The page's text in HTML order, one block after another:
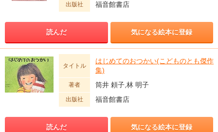
出版社 福音館書店
読んだ 気になる絵本に登録
タイトル
はじめてのおつかい(こどものとも傑作
集)
著者 筒井 頼子,林 明子
出版社 福音館書店
読んだ 気になる絵本に登録